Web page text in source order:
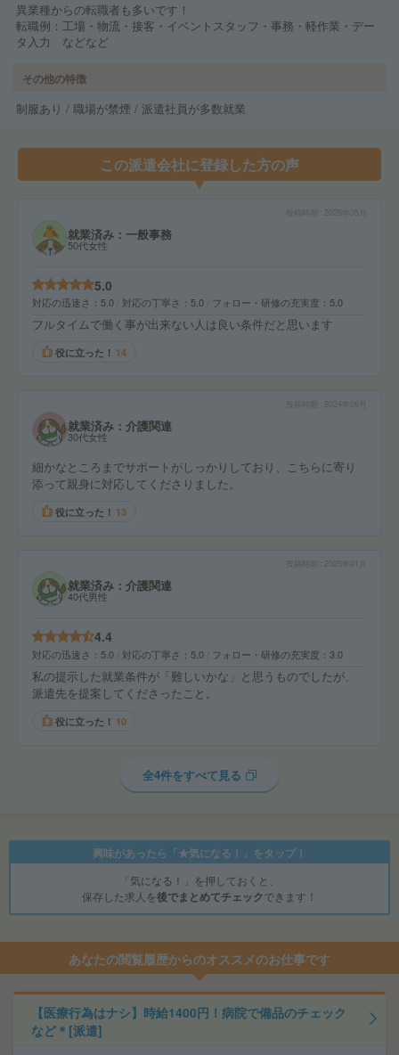
異業種からの転職者も多いです！
転職例：工場・物流・接客・イベントスタッフ・事務・軽作業・デー
タ入力 などなど
その他の特徴
制服あり / 職場が禁煙 / 派遣社員が多数就業
この派遣会社に登録した方の声
2025年05月
就業済み：一般事務
50代女性
5.0
対応の迅速さ 5.0 対応の丁寧さ 5.0 フォロー・研修の充実度 5.0
フルタイムで働く事が出来ない人は良い条件だと思います
役に立った！ 14
2024年06月
就業済み：介護関連
30代女性
細かなところまでサポートがしっかりしており、こちらに寄り
添って親身に対応してくださりました。
役に立った！ 13
2025年01月
就業済み：介護関連
40代男性
4.4
対応の迅速さ 5.0 対応の丁寧さ 5.0 フォロー・研修の充実度 3.0
私の提示した就業条件が「難しいかな」と思うものでしたが、
派遣先を提案してくださったこと。
役に立った！ 10
全4件をすべて見る
興味があったら「★気になる！」をタップ！
「気になる！」を押しておくと、
保存した求人を後でまとめてチェックできます！
あなたの閲覧履歴からのオススメのお仕事です
【医療行為はナシ】時給1400円！病院で備品のチェック
など＊[派遣]